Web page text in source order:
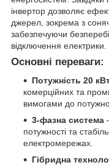
інвертор дозволяє
джерел, зокрема з
забезпечуючи
відключення електрики.
Основні переваги:
Потужність 20
комерційних та
вимогами до
3-фазна система
потужності та
електромережах.
Гібридна